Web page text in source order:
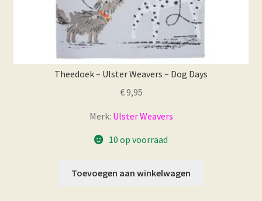
Theedoek – Ulster Weavers – Dog Days
€9,95
Merk: Ulster Weavers
10 op voorraad
Toevoegen aan winkelwagen